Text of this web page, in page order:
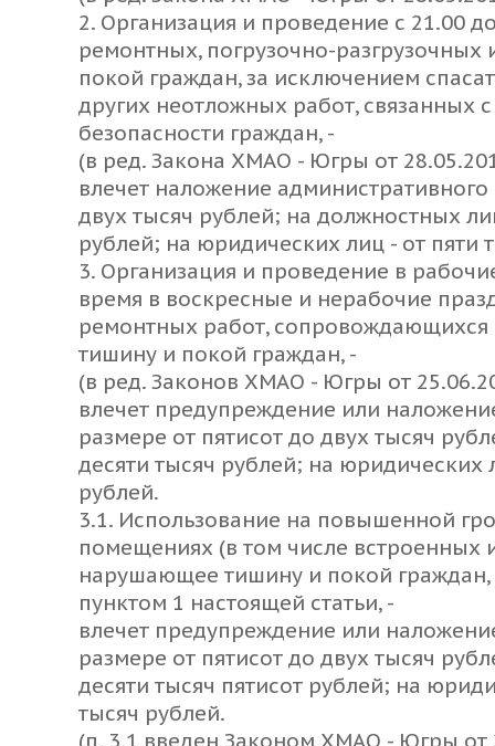
2. Организация и проведение с 21.00
ремонтных, погрузочно-
покой граждан, за исключением
других неотложных работ, связанных
безопасности граждан, -
(в ред. Закона ХМАО - Югры от
влечет наложение
двух тысяч рублей; на должностных
рублей; на юридических лиц - от пяти
3. Организация и проведение в
время в воскресные и нерабочие
ремонтных работ,
тишину и покой граждан, -
(в ред. Законов ХМАО - Югры от
влечет предупреждение или
размере от пятисот до двух тысяч
десяти тысяч рублей; на юридических
рублей.
3.1. Использование на повышенной
помещениях (в том числе
нарушающее тишину и покой
пунктом 1 настоящей статьи, -
влечет предупреждение или
размере от пятисот до двух тысяч
десяти тысяч пятисот рублей; на
тысяч рублей.
(п. 3.1 введен Законом ХМАО - Югры от